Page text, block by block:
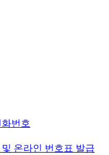
번호
온라인 번호표 발급